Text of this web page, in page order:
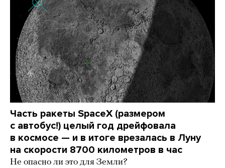
Часть ракеты SpaceX (размером
с автобус!) целый год дрейфовала
в космосе — и в итоге врезалась в Луну
на скорости 8700 километров в час
Не опасно ли это для Земли?